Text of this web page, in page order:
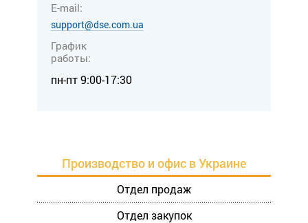
E-mail:
support@dse.com.ua
График
работы:
пн-пт 9:00-17:30
Производство и офис в Украине
Отдел продаж
Отдел закупок